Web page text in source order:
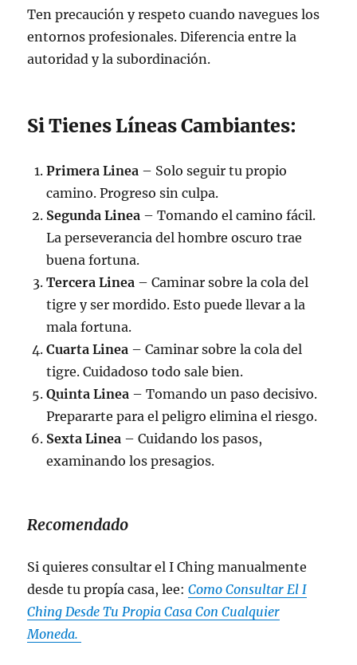
Ten precaución y respeto cuando navegues los
entornos profesionales. Diferencia entre la
autoridad y la subordinación.
Si Tienes Líneas Cambiantes:
Primera Linea – Solo seguir tu propio
camino. Progreso sin culpa.
Segunda Linea – Tomando el camino fácil.
La perseverancia del hombre oscuro trae
buena fortuna.
Tercera Linea – Caminar sobre la cola del
tigre y ser mordido. Esto puede llevar a la
mala fortuna.
Cuarta Linea – Caminar sobre la cola del
tigre. Cuidadoso todo sale bien.
Quinta Linea – Tomando un paso decisivo.
Prepararte para el peligro elimina el riesgo.
Sexta Linea – Cuidando los pasos,
examinando los presagios.
Recomendado
Si quieres consultar el I Ching manualmente
desde tu propía casa, lee:Como Consultar El I
Ching Desde Tu Propia Casa Con Cualquier
Moneda.